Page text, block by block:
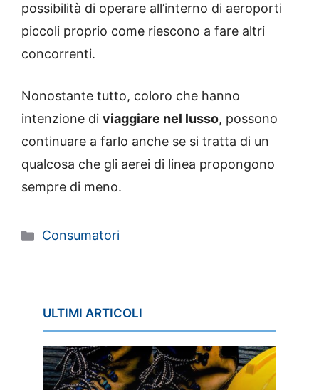
possibilità di operare all’interno di aeroporti
piccoli proprio come riescono a fare altri
concorrenti.
Nonostante tutto, coloro che hanno
intenzione di viaggiare nel lusso, possono
continuare a farlo anche se si tratta di un
qualcosa che gli aerei di linea propongono
sempre di meno.
Categorie
Consumatori
ULTIMI ARTICOLI